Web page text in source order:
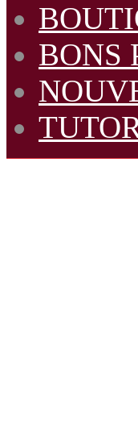
BONS